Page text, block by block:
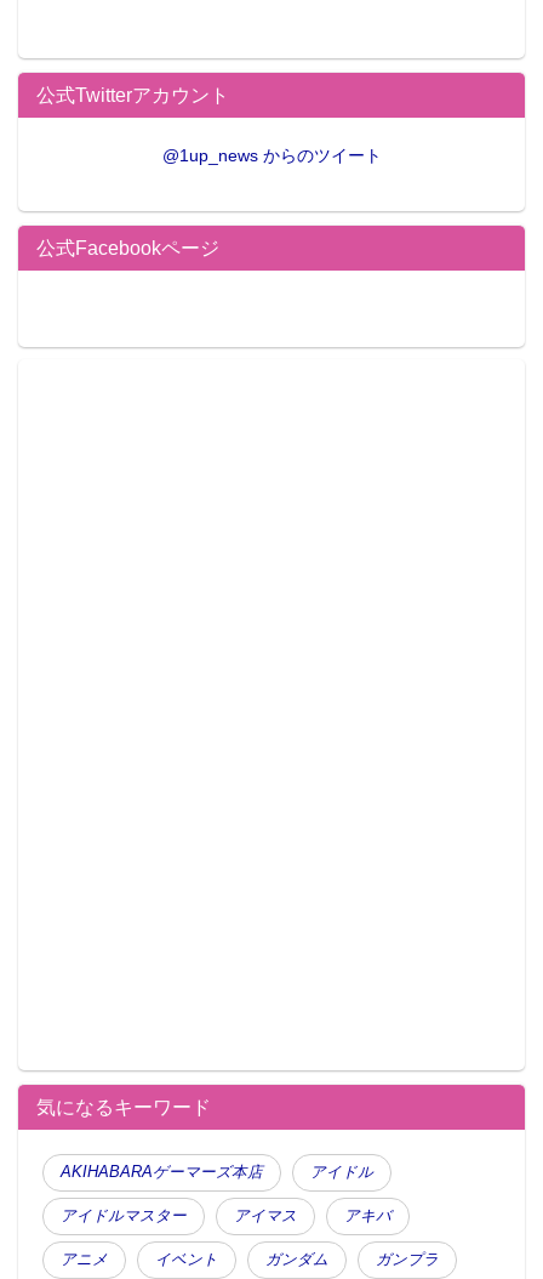
公式Twitterアカウント
@1up_news からのツイート
公式Facebookページ
気になるキーワード
AKIHABARAゲーマーズ本店 アイドル
アイドルマスター アイマス アキバ
アニメ イベント ガンダム ガンプラ